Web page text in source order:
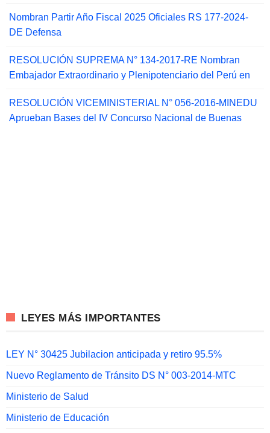
Nombran Partir Año Fiscal 2025 Oficiales RS 177-2024-
DE Defensa
RESOLUCIÓN SUPREMA N° 134-2017-RE Nombran
Embajador Extraordinario y Plenipotenciario del Perú en
RESOLUCIÓN VICEMINISTERIAL N° 056-2016-MINEDU
Aprueban Bases del IV Concurso Nacional de Buenas
LEYES MÁS IMPORTANTES
LEY N° 30425 Jubilacion anticipada y retiro 95.5%
Nuevo Reglamento de Tránsito DS N° 003-2014-MTC
Ministerio de Salud
Ministerio de Educación